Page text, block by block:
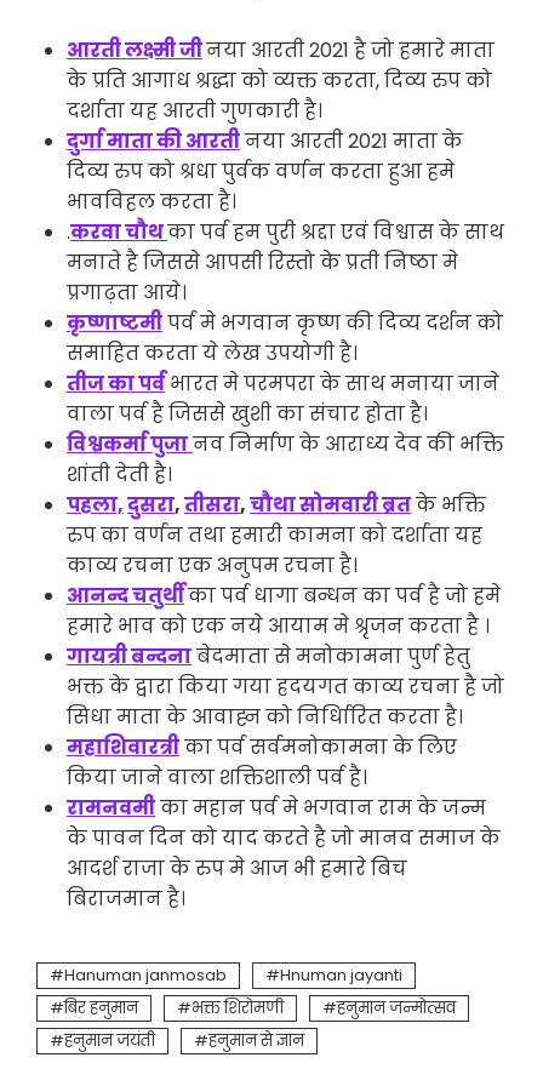
आरती लक्ष्मी जीनया आरती 2021 है जो हमारे माता
के प्रति आगाध श्रद्धा को व्यक्त करता, दिव्य रुप को
दर्शाता यह आरती गुणकारी है।
दुर्गा माता की आरतीनया आरती 2021 माता के
दिव्य रुप को श्रधा पुर्वक वर्णन करता हुआ हमे
भावविहल करता है।
.करवा चौथका पर्व हम पुरी श्रद्दा एवं विश्वास के साथ
मनाते है जिससे आपसी रिस्तो के प्रती निष्ठा मे
प्रगाढ़ता आये।
कृष्णाष्टमीपर्व मे भगवान कृष्ण की दिव्य दर्शन को
समाहित करता ये लेख उपयोगी है।
तीज का पर्वभारत मे परमपरा के साथ मनाया जाने
वाला पर्व है जिससे खुशी का संचार होता है।
विश्वकर्मा पुजानव निर्माण के आराध्य देव की भक्ति
शांती देती है।
पहला,दुसरा,तीसरा,चौथा सोमवारी ब्रतके भक्ति
रुप का वर्णन तथा हमारी कामना को दर्शाता यह
काव्य रचना एक अनुपम रचना है।
आनन्द चतुर्थीका पर्व धागा बन्धन का पर्व है जो हमे
हमारे भाव को एक नये आयाम मे श्रृजन करता है ।
गायत्री बन्दनाबेदमाता से मनोकामना पुर्ण हेतु
भक्त के द्वारा किया गया ह्रदयगत काव्य रचना है जो
सिधा माता के आवाह्न को निर्धिारित करता है।
महाशिवारत्रीका पर्व सर्वमनोकामना के लिए
किया जाने वाला शक्तिशाली पर्व है।
रामनवमीका महान पर्व मे भगवान राम के जन्म
के पावन दिन को याद करते है जो मानव समाज के
आदर्श राजा के रुप मे आज भी हमारे बिच
बिराजमान है।
Hanuman janmosab
Hnuman jayanti
बिर हनुमान
भक्त शिरोमणी
हनुमान जन्मोत्सव
हनुमान जयंती
हनुमान से ज्ञान